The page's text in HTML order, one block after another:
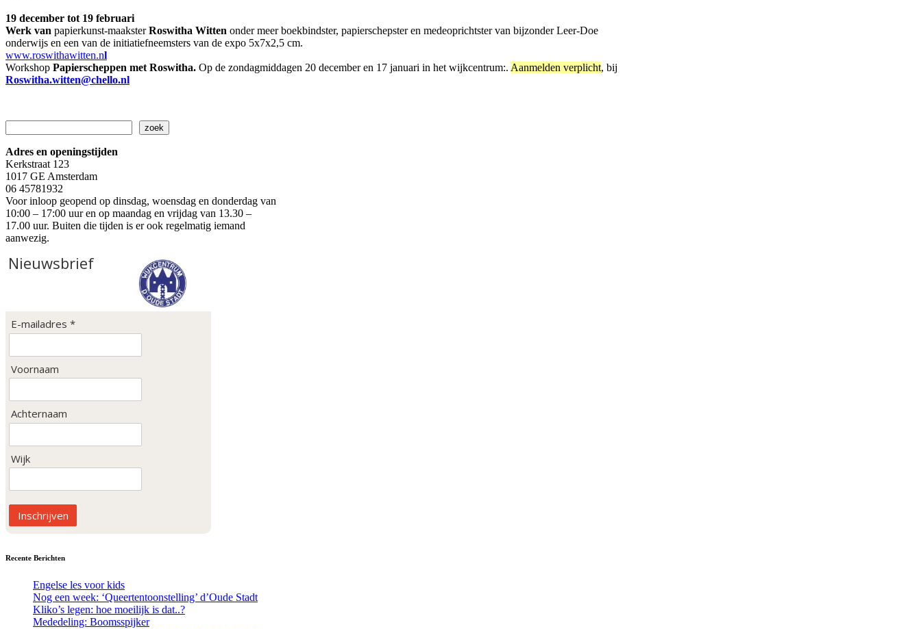
19 december tot 19 februari
Werk van papierkunst-maaksterRoswitha Witten onder meer boekbindster, papierschepster en medeoprichtster van bijzonder Leer-Doe
onderwijs en een van de initiatiefneemsters van de expo 5x7x2,5 cm.
www.roswithawitten.nl
Workshop Papierscheppen met Roswitha. Op de zondagmiddagen 20 december en 17 januari in het wijkcentrum:. Aanmelden verplicht, bij
Roswitha.witten@chello.nl
zoek
Adres en openingstijden
Kerkstraat 123
1017 GE Amsterdam
06 45781932
Voor inloop geopend op dinsdag, woensdag en donderdag van
10:00 – 17:00 uur en op maandag en vrijdag van 13.30 –
17.00 uur. Buiten die tijden is er ook regelmatig iemand
aanwezig.
Nieuwsbrief
E-mailadres *
Voornaam
Achternaam
Wijk
Inschrijven
Recente Berichten
Engelse les voor kids
Nog een week: ‘Queertentoonstelling’ d’Oude Stadt
Kliko’s legen: hoe moeilijk is dat..?
Mededeling: Boomsspijker